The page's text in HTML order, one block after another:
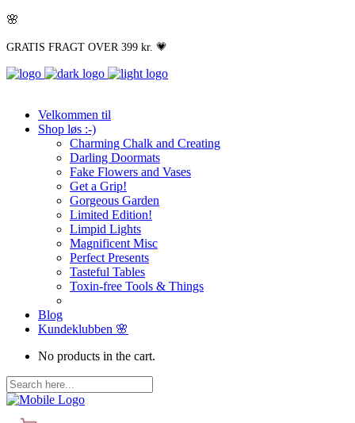
🌸
GRATIS FRAGT OVER 399 kr. 💗
Velkommen til
Shop løs :-)
Charming Chalk and Creating
Darling Doormats
Fake Flowers and Vases
Get a Grip!
Gorgeous Garden
Limited Edition!
Limpid Lights
Magnificent Misc
Perfect Presents
Tasteful Tables
Toxin-free Tools & Things
Blog
Kundeklubben 🌸
No products in the cart.